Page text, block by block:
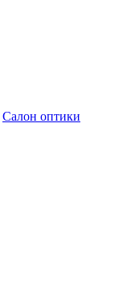
Салон оптики